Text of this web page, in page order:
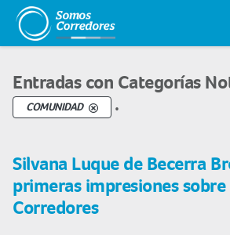
Entradas con Categorías
COMUNIDAD .
Silvana Luque de Becerra
primeras impresiones sobre
Corredores